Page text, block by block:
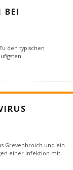
BEI
den typischen
Grevenbroich und ein
einer Infektion mit